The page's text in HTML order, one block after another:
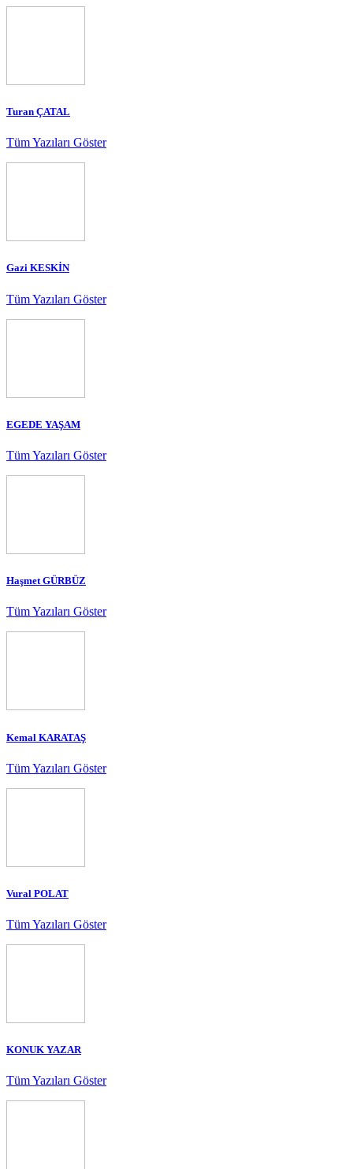
Turan ÇATAL
Tüm Yazıları Göster
Gazi KESKİN
Tüm Yazıları Göster
EGEDE YAŞAM
Tüm Yazıları Göster
Haşmet GÜRBÜZ
Tüm Yazıları Göster
Kemal KARATAŞ
Tüm Yazıları Göster
Vural POLAT
Tüm Yazıları Göster
KONUK YAZAR
Tüm Yazıları Göster